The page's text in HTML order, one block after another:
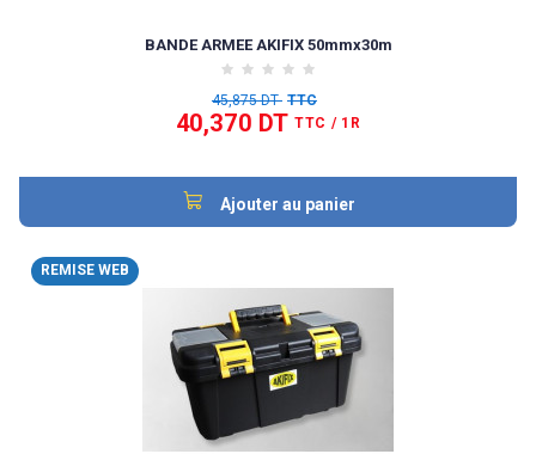
BANDE ARMEE AKIFIX 50mmx30m
45,875 DT TTC
40,370 DT TTC / 1R
Ajouter au panier
REMISE WEB